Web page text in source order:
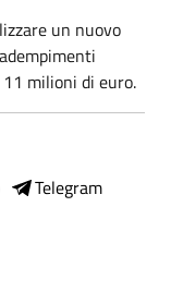
un nuovo
milioni di euro.
Telegram